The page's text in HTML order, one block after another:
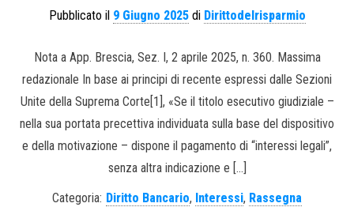
Pubblicato il 9 Giugno 2025di Dirittodelrisparmio
Nota a App. Brescia, Sez. I, 2 aprile 2025, n. 360. Massima
redazionale In base ai principi di recente espressi dalle Sezioni
Unite della Suprema Corte[1], «Se il titolo esecutivo giudiziale –
nella sua portata precettiva individuata sulla base del dispositivo
e della motivazione – dispone il pagamento di “interessi legali”,
senza altra indicazione e […]
Categoria: Diritto Bancario, Interessi, Rassegna